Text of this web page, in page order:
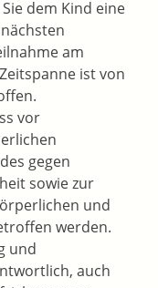
dem Kind eine
am
ist von
vor
gegen
sowie zur
und
werden.
und
auch